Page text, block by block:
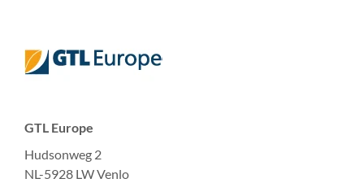
GTL Europe
Hudsonweg 2
NL-5928 LW Venlo